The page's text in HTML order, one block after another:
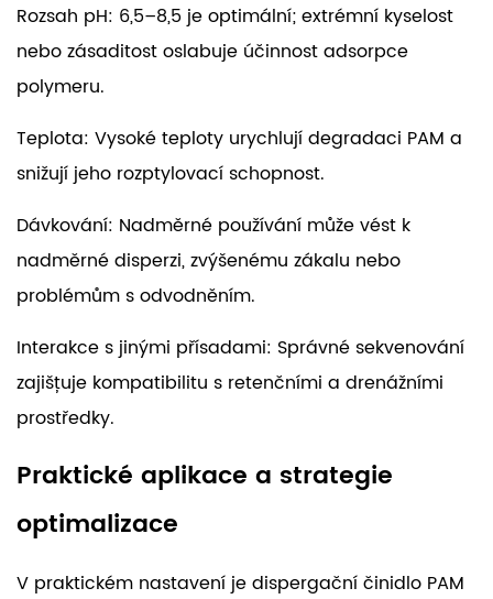
Rozsah pH: 6,5–8,5 je optimální; extrémní kyselost
nebo zásaditost oslabuje účinnost adsorpce
polymeru.
Teplota: Vysoké teploty urychlují degradaci PAM a
snižují jeho rozptylovací schopnost.
Dávkování: Nadměrné používání může vést k
nadměrné disperzi, zvýšenému zákalu nebo
problémům s odvodněním.
Interakce s jinými přísadami: Správné sekvenování
zajišťuje kompatibilitu s retenčními a drenážními
prostředky.
Praktické aplikace a strategie
optimalizace
V praktickém nastavení je dispergační činidlo PAM